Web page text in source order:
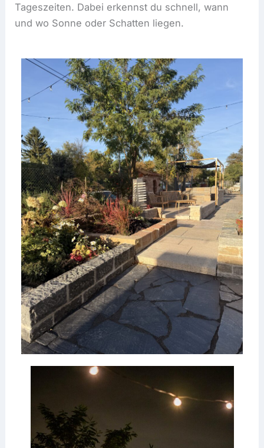
Tageszeiten. Dabei erkennst du schnell, wann
und wo Sonne oder Schatten liegen.